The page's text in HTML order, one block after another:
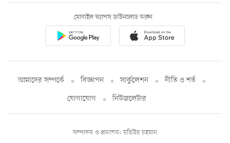
মোবাইল অ্যাপস ডাউনলোড করুন
আমাদের সম্পর্কে বিজ্ঞাপন সার্কুলেশন
নীতি ও শর্ত
যোগাযোগ
নিউজলেটার
সম্পাদক ও প্রকাশক: মতিউর রহমান